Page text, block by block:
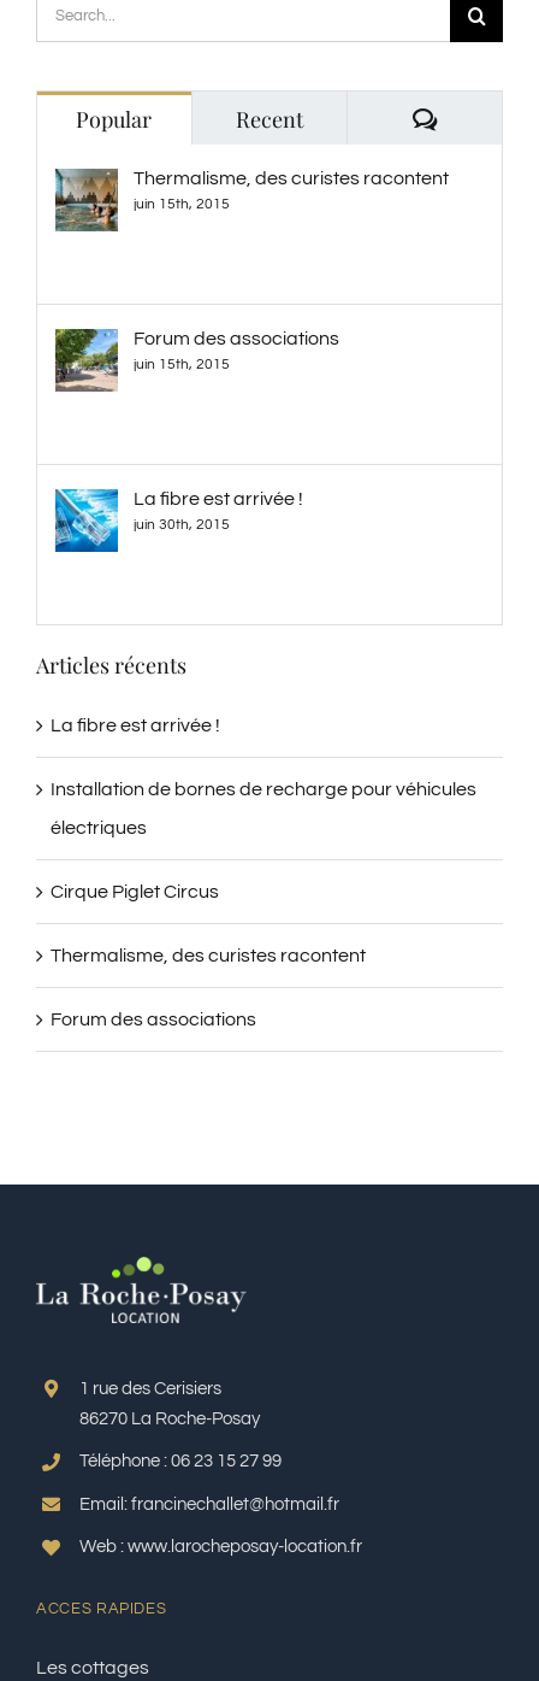
Search
for:
Popular Recent
Thermalisme, des curistes racontent
juin 15th, 2015
Forum des associations
juin 15th, 2015
La fibre est arrivée !
juin 30th, 2015
Articles récents
La fibre est arrivée !
Installation de bornes de recharge pour véhicules
électriques
Cirque Piglet Circus
Thermalisme, des curistes racontent
Forum des associations
1 rue des Cerisiers
86270 La Roche-Posay
Téléphone : 06 23 15 27 99
Email: francinechallet@hotmail.fr
Web : www.larocheposay-location.fr
ACCES RAPIDES
Les cottages